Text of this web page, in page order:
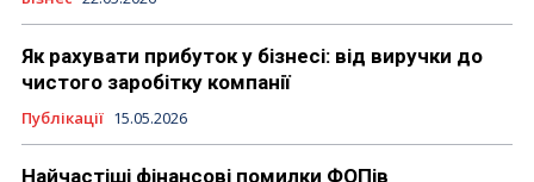
Як рахувати прибуток у бізнесі: від виручки до
чистого заробітку компанії
Публікації 15.05.2026
Найчастіші фінансові помилки ФОПів